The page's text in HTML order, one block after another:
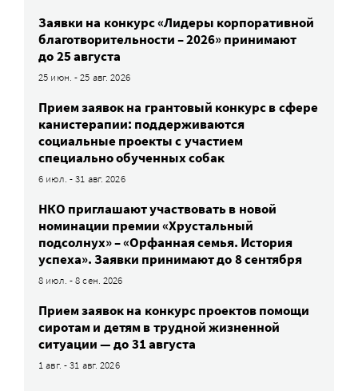
Заявки на конкурс «Лидеры корпоративной
благотворительности – 2026» принимают
до 25 августа
25 июн. - 25 авг. 2026
Прием заявок на грантовый конкурс в сфере
канистерапии: поддерживаются
социальные проекты с участием
специально обученных собак
6 июл. - 31 авг. 2026
НКО приглашают участвовать в новой
номинации премии «Хрустальный
подсолнух» – «Орфанная семья. История
успеха». Заявки принимают до 8 сентября
8 июл. - 8 сен. 2026
Прием заявок на конкурс проектов помощи
сиротам и детям в трудной жизненной
ситуации — до 31 августа
1 авг. - 31 авг. 2026